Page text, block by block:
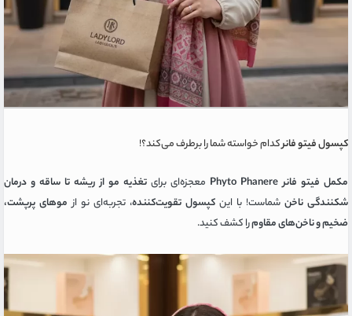
کپسول فیتو فانرکدام خواسته شما را برطرف می‌کند؟!
مکمل فیتو فانر Phyto Phanere معجزه‌ای برای تغذیه مو از ریشه تا ساقه و درمان
شکنندگی ناخن شماست! با این کپسول تقویت‌کننده، تجربه‌ای نو از موهای پرپشت،
ضخیم و ناخن‌های مقاومرا کشف کنید.